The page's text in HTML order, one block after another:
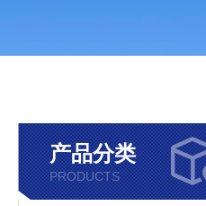
产品分类
PRODUCTS